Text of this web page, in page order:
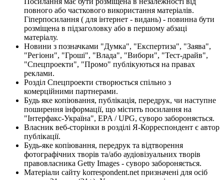
повного або часткового використання матеріалів.
Гіперпосилання ( для інтернет - видань) - повинна бути
розміщена в підзаголовку або в першому абзаці
матеріалу.
Новини з позначками "Думка", "Експертиза", "Заява",
"Регіони", "Гроші", "Влада", "Вибори", "Тест-драйв",
"Спецпроекти", "Промо" публікуються на правах
реклами.
Розділ Спецпроекти створюється спільно з
комерційними партнерами.
Будь яке копіювання, публікація, передрук, чи наступне
поширення інформації, що містить посилання на
"Інтерфакс-Україна", EPA / UPG, суворо забороняється.
Власник веб-сторінки в розділі Я-Корреспондент є автор
публікації.
Будь-яке копіювання, передрук та відтворення
фотографічних творів та/або аудіовізуальних творів
правовласника Getty Images - суворо забороняється.
Матеріали сайту korrespondent.net призначені для осіб